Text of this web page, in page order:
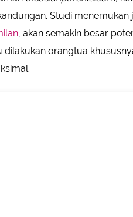
Studi
, akan semakin besar
dilakukan orangtua